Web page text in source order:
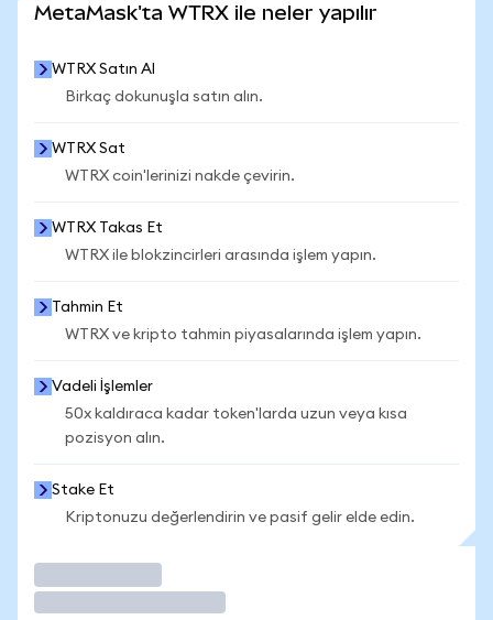
MetaMask'ta WTRX ile neler yapılır
WTRX Satın Al
Birkaç dokunuşla satın alın.
WTRX Sat
WTRX coin'lerinizi nakde çevirin.
WTRX Takas Et
WTRX ile blokzincirleri arasında işlem yapın.
Tahmin Et
WTRX ve kripto tahmin piyasalarında işlem yapın.
Vadeli İşlemler
50x kaldıraca kadar token'larda uzun veya kısa
pozisyon alın.
Stake Et
Kriptonuzu değerlendirin ve pasif gelir elde edin.